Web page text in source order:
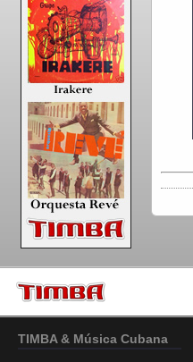
TIMBA & Música Cubana